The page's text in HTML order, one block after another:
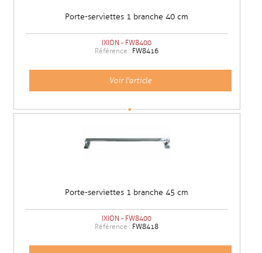
Porte-serviettes 1 branche 40 cm
IXION - FW8400
Référence : FW8416
Voir l'article
Porte-serviettes 1 branche 45 cm
IXION - FW8400
Référence : FW8418